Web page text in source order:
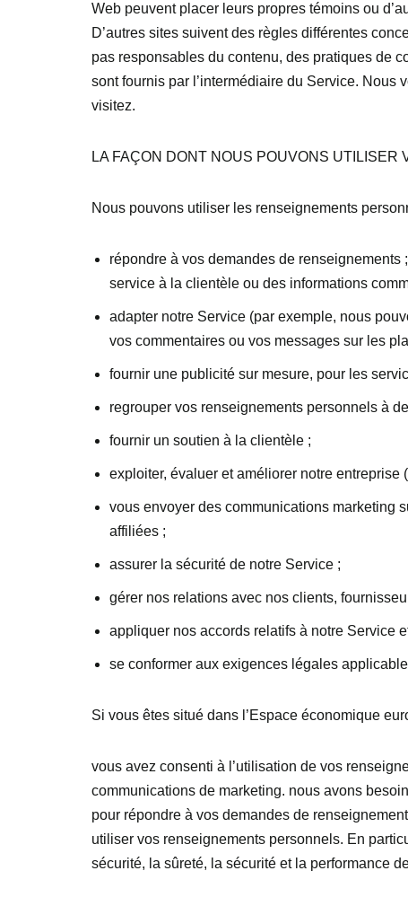
Web peuvent placer leurs propres témoins ou
D’autres sites suivent des règles différentes
pas responsables du contenu, des pratiques de
sont fournis par l’intermédiaire du Service.
visitez.
LA FAÇON DONT NOUS POUVONS
Nous pouvons utiliser les renseignements
répondre à vos demandes de renseignements
service à la clientèle ou des informations
adapter notre Service (par exemple, nous
vos commentaires ou vos messages sur les
fournir une publicité sur mesure, pour les
regrouper vos renseignements personnels à
fournir un soutien à la clientèle ;
exploiter, évaluer et améliorer notre
vous envoyer des communications marketing
affiliées ;
assurer la sécurité de notre Service ;
gérer nos relations avec nos clients,
appliquer nos accords relatifs à notre Service
se conformer aux exigences légales
Si vous êtes situé dans l’Espace économique
vous avez consenti à l’utilisation de vos
communications de marketing. nous avons
pour répondre à vos demandes de
utiliser vos renseignements personnels. En
sécurité, la sûreté, la sécurité et la performance